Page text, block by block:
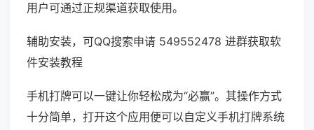
用户可通过正规渠道获取使用。
辅助安装，可QQ搜索申请 549552478 进群获取软
件安装教程
手机打牌可以一键让你轻松成为“必赢”。其操作方式
十分简单，打开这个应用便可以自定义手机打牌系统